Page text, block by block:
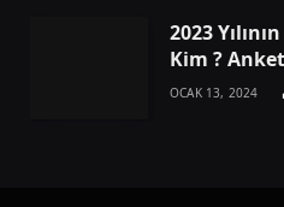
2023
Kim ?
OCAK 13, 2024